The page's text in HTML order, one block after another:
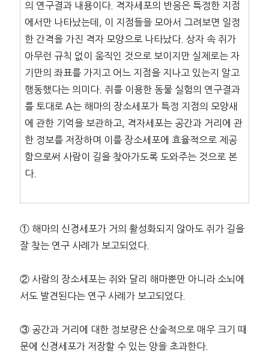
의 연구결과 내용이다. 격자세포의 반응은 특정한 지점
에서만 나타났는데, 이 지점들을 모아서 그려보면 일정
한 간격을 가진 격자 모양으로 나타났다. 상자 속 쥐가
아무런 규칙 없이 움직인 것으로 보이지만 실제로는 자
기만의 좌표를 가지고 어느 지점을 지나고 있는지 알고
행동했다는 의미다. 쥐를 이용한 동물 실험의 연구결과
를 토대로 A는 해마의 장소세포가 특정 지점의 모양새
에 관한 기억을 보관하고, 격자세포는 공간과 거리에 관
한 정보를 저장하며 이를 장소세포에 효율적으로 제공
함으로써 사람이 길을 찾아가도록 도와주는 것으로 본
다.
① 해마의 신경세포가 거의 활성화되지 않아도 쥐가 길을
잘 찾는 연구 사례가 보고되었다.
② 사람의 장소세포는 쥐와 달리 해마뿐만 아니라 소뇌에
서도 발견된다는 연구 사례가 보고되었다.
③ 공간과 거리에 대한 정보량은 산술적으로 매우 크기 때
문에 신경세포가 저장할 수 있는 양을 초과한다.